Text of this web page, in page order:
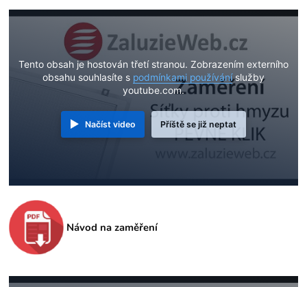
Tento obsah je hostován třetí stranou. Zobrazením externího
obsahu souhlasíte s podmínkami používáníslužby
youtube.com.
Načíst video Příště se již neptat
Návod na zaměření